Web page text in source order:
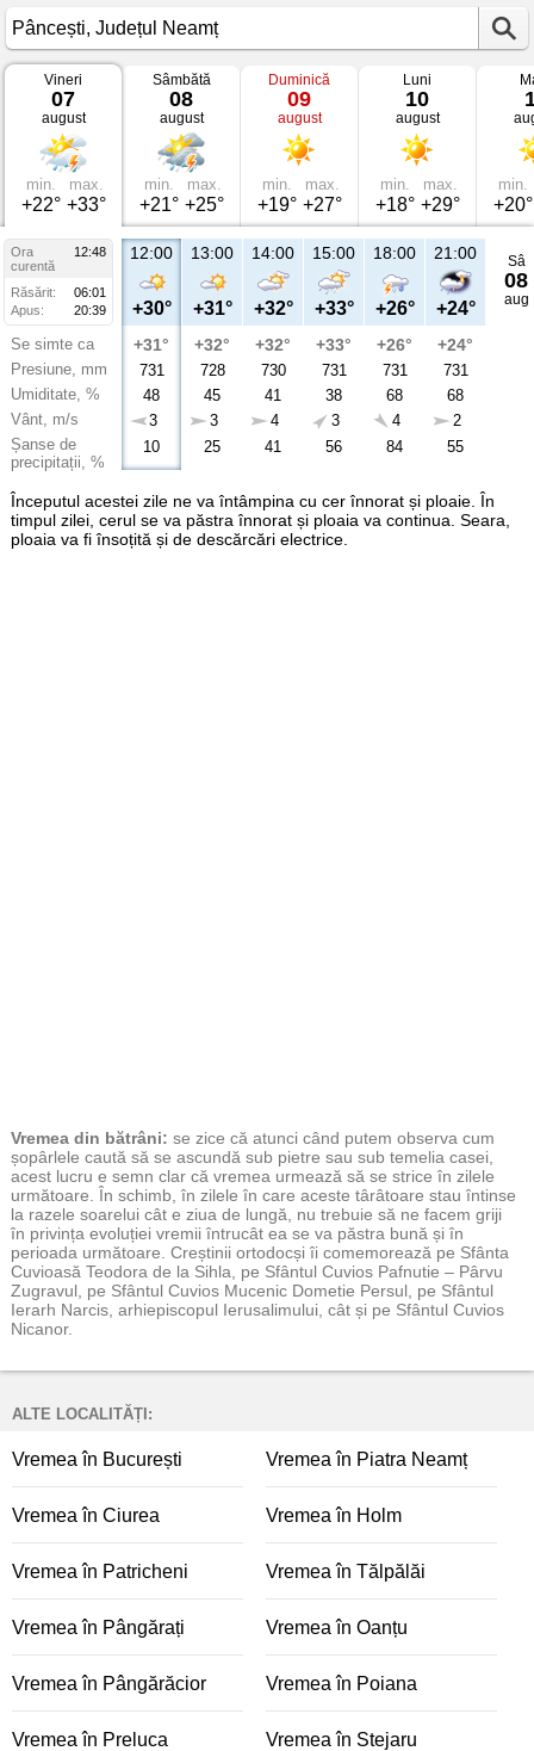
Vremea
Pâncești
Județul
Neamț
Vineri
07
august
min.
+22°
max.
+33°
Sâmbătă
08
august
min.
+21°
max.
+25°
Duminică
09
august
min.
+19°
max.
+27°
Luni
10
august
min.
+18°
max.
+29°
min.
+20°
Ora
12:48
curentă
Răsărit:
06:01
Apus:
20:39
Se simte ca
Presiune, mm
Umiditate, %
Vânt, m/s
Șanse de
precipitații, %
12:00
+30°
+31°
731
48
3
10
13:00
+31°
+32°
728
45
3
25
14:00
+32°
+32°
730
41
4
41
15:00
+33°
+33°
731
38
3
56
18:00
+26°
+26°
731
68
4
84
21:00
+24°
+24°
731
68
2
55
Sâ
08
aug
Începutul acestei zile ne va întâmpina cu cer înnorat și ploaie. În
timpul zilei, cerul se va păstra înnorat și ploaia va continua. Seara,
ploaia va fi însoțită și de descărcări electrice.
Vremea din bătrâni: se zice că atunci când putem observa cum
șopârlele caută să se ascundă sub pietre sau sub temelia casei,
acest lucru e semn clar că vremea urmează să se strice în zilele
următoare. În schimb, în zilele în care aceste târâtoare stau întinse
la razele soarelui cât e ziua de lungă, nu trebuie să ne facem griji
în privința evoluției vremii întrucât ea se va păstra bună și în
perioada următoare. Creștinii ortodocși îi comemorează pe Sfânta
Cuvioasă Teodora de la Sihla, pe Sfântul Cuvios Pafnutie – Pârvu
Zugravul, pe Sfântul Cuvios Mucenic Dometie Persul, pe Sfântul
Ierarh Narcis, arhiepiscopul Ierusalimului, cât și pe Sfântul Cuvios
Nicanor.
ALTE LOCALITĂȚI:
Vremea în București Vremea în Piatra Neamț
Vremea în Ciurea Vremea în Holm
Vremea în Patricheni Vremea în Tălpălăi
Vremea în Pângărați Vremea în Oanțu
Vremea în Pângărăcior Vremea în Poiana
Vremea în Preluca Vremea în Stejaru